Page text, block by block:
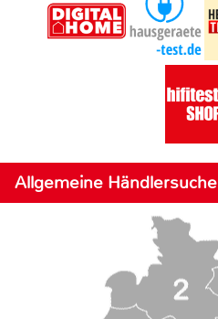
Allgemeine Händlersuche